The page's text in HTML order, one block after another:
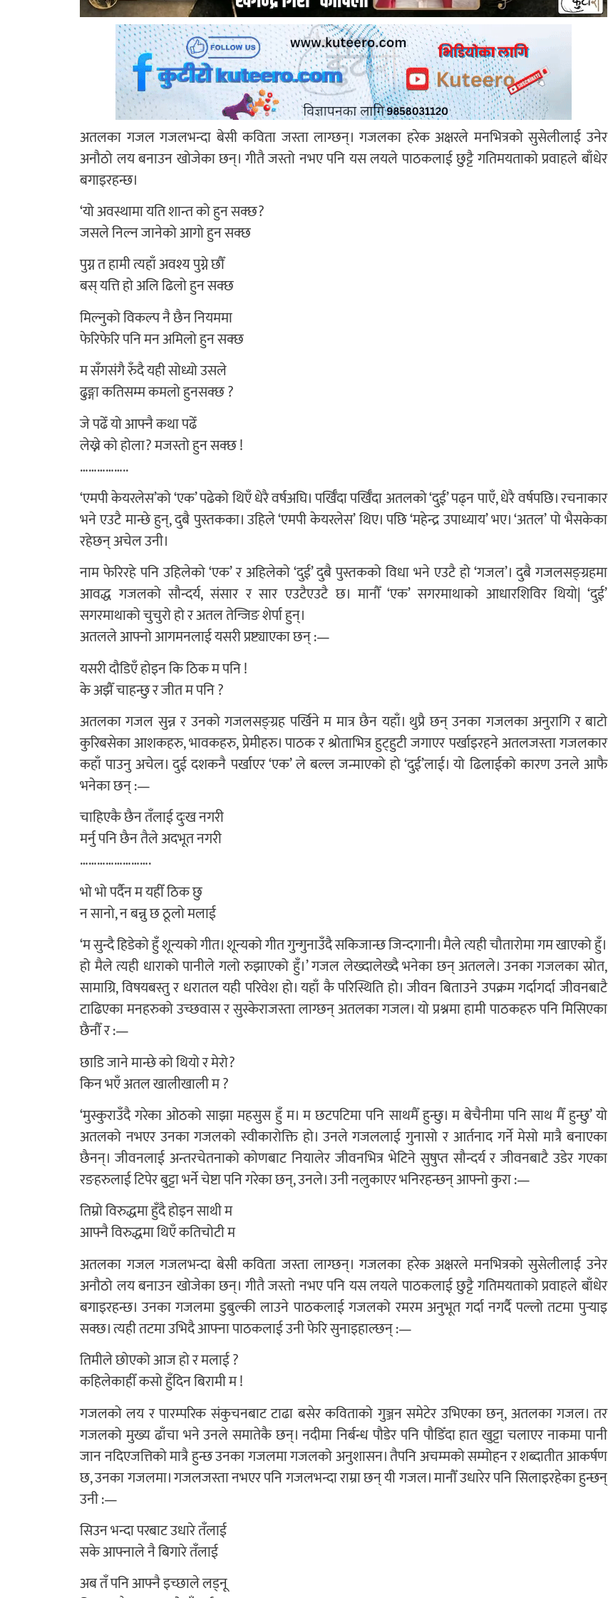
अतलका गजल गजलभन्दा बेसी कविता जस्ता लाग्छन्। गजलका हरेक अक्षरले मनभित्रको सुसेलीलाई उनेर
अनौठो लय बनाउन खोजेका छन्। गीतै जस्तो नभए पनि यस लयले पाठकलाई छुट्टै गतिमयताको प्रवाहले बाँधेर
बगाइरहन्छ।
‘यो अवस्थामा यति शान्त को हुन सक्छ?
जसले निल्न जानेको आगो हुन सक्छ
पुग्न त हामी त्यहाँ अवश्य पुग्ने छौँ
बस् यत्ति हो अलि ढिलो हुन सक्छ
मिल्नुको विकल्प नै छैन नियममा
फेरिफेरि पनि मन अमिलो हुन सक्छ
म सँगसंगै रुँदै यही सोध्यो उसले
ढुङ्गा कतिसम्म कमलो हुनसक्छ ?
जे पढेँ यो आफ्नै कथा पढेँ
लेख्ने को होला? मजस्तो हुन सक्छ !
……………..
‘एमपी केयरलेस’को ‘एक’ पढेको थिएँ धेरै वर्षअघि। पर्खिँदा पर्खिँदा अतलको ‘दुई’ पढ्न पाएँ, धेरै वर्षपछि। रचनाकार
भने एउटै मान्छे हुन्, दुबै पुस्तकका। उहिले ‘एमपी केयरलेस’ थिए। पछि ‘महेन्द्र उपाध्याय’ भए। ‘अतल’ पो भैसकेका
रहेछन् अचेल उनी।
नाम फेरिरहे पनि उहिलेको ‘एक’ र अहिलेको ‘दुई’ दुबै पुस्तकको विधा भने एउटै हो ‘गजल’। दुबै गजलसङ्ग्रहमा
आवद्ध गजलको सौन्दर्य, संसार र सार एउटैएउटै छ। मानौँ ‘एक’ सगरमाथाको आधारशिविर थियो| ‘दुई’
सगरमाथाको चुचुरो हो र अतल तेन्जिङ शेर्पा हुन्।
अतलले आफ्नो आगमनलाई यसरी प्रष्ट्याएका छन् :—
यसरी दौडिएँ होइन कि ठिक म पनि !
के अझैँ चाहन्छु र जीत म पनि ?
अतलका गजल सुन्न र उनको गजलसङ्ग्रह पर्खिने म मात्र छैन यहाँ। थुप्रै छन् उनका गजलका अनुरागि र बाटो
कुरिबसेका आशकहरु, भावकहरु, प्रेमीहरु। पाठक र श्रोताभित्र हुट्हुटी जगाएर पर्खाइरहने अतलजस्ता गजलकार
कहाँ पाउनु अचेल। दुई दशकनै पर्खाएर ‘एक’ ले बल्ल जन्माएको हो ‘दुई’लाई। यो ढिलाईको कारण उनले आफै
भनेका छन् :—
चाहिएकै छैन तँलाई दुःख नगरी
मर्नु पनि छैन तैले अदभूत नगरी
…………………….
भो भो पर्दैन म यहीँ ठिक छु
न सानो, न बन्नु छ ठूलो मलाई
‘म सुन्दै हिडेको हुँ शून्यको गीत। शून्यको गीत गुन्गुनाउँदै सकिजान्छ जिन्दगानी। मैले त्यही चौतारोमा गम खाएको हुँ।
हो मैले त्यही धाराको पानीले गलो रुझाएको हुँ।’ गजल लेख्दालेख्दै भनेका छन् अतलले। उनका गजलका स्रोत,
सामाग्रि, विषयबस्तु र धरातल यही परिवेश हो। यहाँ कै परिस्थिति हो। जीवन बिताउने उपक्रम गर्दागर्दा जीवनबाटै
टाढिएका मनहरुको उच्छवास र सुस्केराजस्ता लाग्छन् अतलका गजल। यो प्रश्नमा हामी पाठकहरु पनि मिसिएका
छैनौँ र :—
छाडि जाने मान्छे को थियो र मेरो?
किन भएँ अतल खालीखाली म ?
‘मुस्कुराउँदै गरेका ओठको साझा महसुस हुँ म। म छटपटिमा पनि साथमैँ हुन्छु। म बेचैनीमा पनि साथ मैँ हुन्छु’ यो
अतलको नभएर उनका गजलको स्वीकारोक्ति हो। उनले गजललाई गुनासो र आर्तनाद गर्ने मेसो मात्रै बनाएका
छैनन्। जीवनलाई अन्तरचेतनाको कोणबाट नियालेर जीवनभित्र भेटिने सुषुप्त सौन्दर्य र जीवनबाटै उडेर गएका
रङहरुलाई टिपेर बुट्टा भर्ने चेष्टा पनि गरेका छन्, उनले। उनी नलुकाएर भनिरहन्छन् आफ्नो कुरा :—
तिम्रो विरुद्धमा हुँदै होइन साथी म
आफ्नै विरुद्धमा थिएँ कतिचोटी म
अतलका गजल गजलभन्दा बेसी कविता जस्ता लाग्छन्। गजलका हरेक अक्षरले मनभित्रको सुसेलीलाई उनेर
अनौठो लय बनाउन खोजेका छन्। गीतै जस्तो नभए पनि यस लयले पाठकलाई छुट्टै गतिमयताको प्रवाहले बाँधेर
बगाइरहन्छ। उनका गजलमा डुबुल्की लाउने पाठकलाई गजलको रमरम अनुभूत गर्दा नगर्दै पल्लो तटमा पुर्‍याइ
सक्छ। त्यही तटमा उभिदै आफ्ना पाठकलाई उनी फेरि सुनाइहाल्छन् :—
तिमीले छोएको आज हो र मलाई ?
कहिलेकाहीँ कसो हुँदिन बिरामी म !
गजलको लय र पारम्परिक संकुचनबाट टाढा बसेर कविताको गुञ्जन समेटेर उभिएका छन्, अतलका गजल। तर
गजलको मुख्य ढाँचा भने उनले समातेकै छन्। नदीमा निर्बन्ध पौडेर पनि पौडिँदा हात खुट्टा चलाएर नाकमा पानी
जान नदिएजत्तिको मात्रै हुन्छ उनका गजलमा गजलको अनुशासन। तैपनि अचम्मको सम्मोहन र शब्दातीत आकर्षण
छ, उनका गजलमा। गजलजस्ता नभएर पनि गजलभन्दा राम्रा छन् यी गजल। मानौँ उधारेर पनि सिलाइरहेका हुन्छन्
उनी :—
सिउन भन्दा परबाट उधारे तँलाई
सके आफ्नाले नै बिगारे तँलाई
अब तँ पनि आफ्नै इच्छाले लड्नू